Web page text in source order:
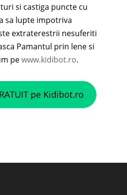
si castiga puncte cu
sa lupte impotriva
extraterestrii nesuferiti
Pamantul prin lene si
pewww.kidibot.ro.
pe Kidibot.ro